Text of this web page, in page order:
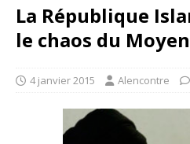
La République
le chaos du
4 janvier 2015 Alencontre